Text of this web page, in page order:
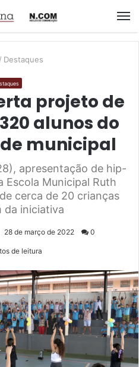
/ Destaques
projeto de
alunos do
municipal
apresentação de hip-
Municipal Ruth
cerca de 20 crianças
da iniciativa
28 de março de 2022 0
de leitura